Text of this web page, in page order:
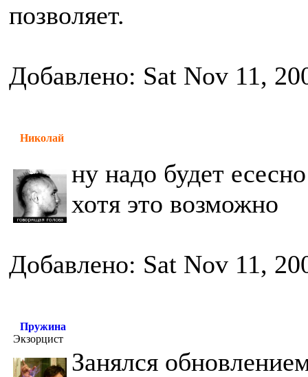
позволяет.
Добавлено: Sat Nov 11,
Николай
ну надо будет
хотя это возможно
Добавлено: Sat Nov 11,
Пружина
Экзорцист
Занялся